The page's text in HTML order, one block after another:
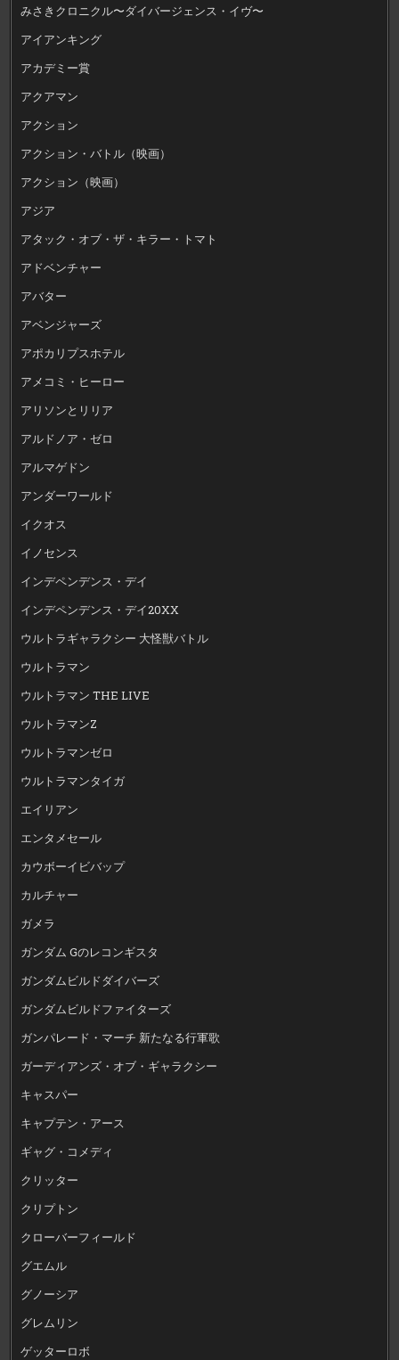
みさきクロニクル〜ダイバージェンス・イヴ〜
アイアンキング
アカデミー賞
アクアマン
アクション
アクション・バトル（映画）
アクション（映画）
アジア
アタック・オブ・ザ・キラー・トマト
アドベンチャー
アバター
アベンジャーズ
アポカリプスホテル
アメコミ・ヒーロー
アリソンとリリア
アルドノア・ゼロ
アルマゲドン
アンダーワールド
イクオス
イノセンス
インデペンデンス・デイ
インデペンデンス・デイ20XX
ウルトラギャラクシー 大怪獣バトル
ウルトラマン
ウルトラマン THE LIVE
ウルトラマンZ
ウルトラマンゼロ
ウルトラマンタイガ
エイリアン
エンタメセール
カウボーイビバップ
カルチャー
ガメラ
ガンダム Gのレコンギスタ
ガンダムビルドダイバーズ
ガンダムビルドファイターズ
ガンパレード・マーチ 新たなる行軍歌
ガーディアンズ・オブ・ギャラクシー
キャスパー
キャプテン・アース
ギャグ・コメディ
クリッター
クリプトン
クローバーフィールド
グエムル
グノーシア
グレムリン
ゲッターロボ